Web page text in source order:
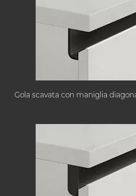
Gola scavata con maniglia